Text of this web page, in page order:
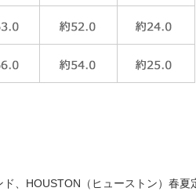
、HOUSTON（ヒューストン）春夏